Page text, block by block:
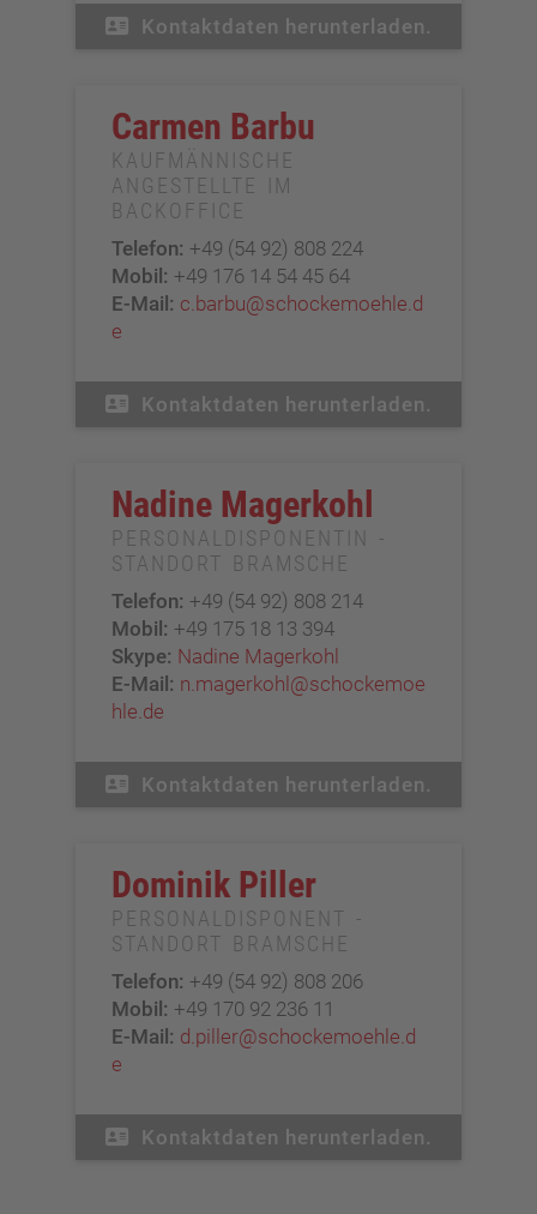
Kontaktdaten herunterladen.
Carmen Barbu
KAUFMÄNNISCHE
ANGESTELLTE IM
BACKOFFICE
Telefon: +49 (54 92) 808 224
Mobil: +49 176 14 54 45 64
E-Mail: c.barbu@schockemoehle.d
e
Kontaktdaten herunterladen.
Nadine Magerkohl
PERSONALDISPONENTIN -
STANDORT BRAMSCHE
Telefon: +49 (54 92) 808 214
Mobil: +49 175 18 13 394
Skype: Nadine Magerkohl
E-Mail: n.magerkohl@schockemoe
hle.de
Kontaktdaten herunterladen.
Dominik Piller
PERSONALDISPONENT -
STANDORT BRAMSCHE
Telefon: +49 (54 92) 808 206
Mobil: +49 170 92 236 11
E-Mail: d.piller@schockemoehle.d
e
Kontaktdaten herunterladen.